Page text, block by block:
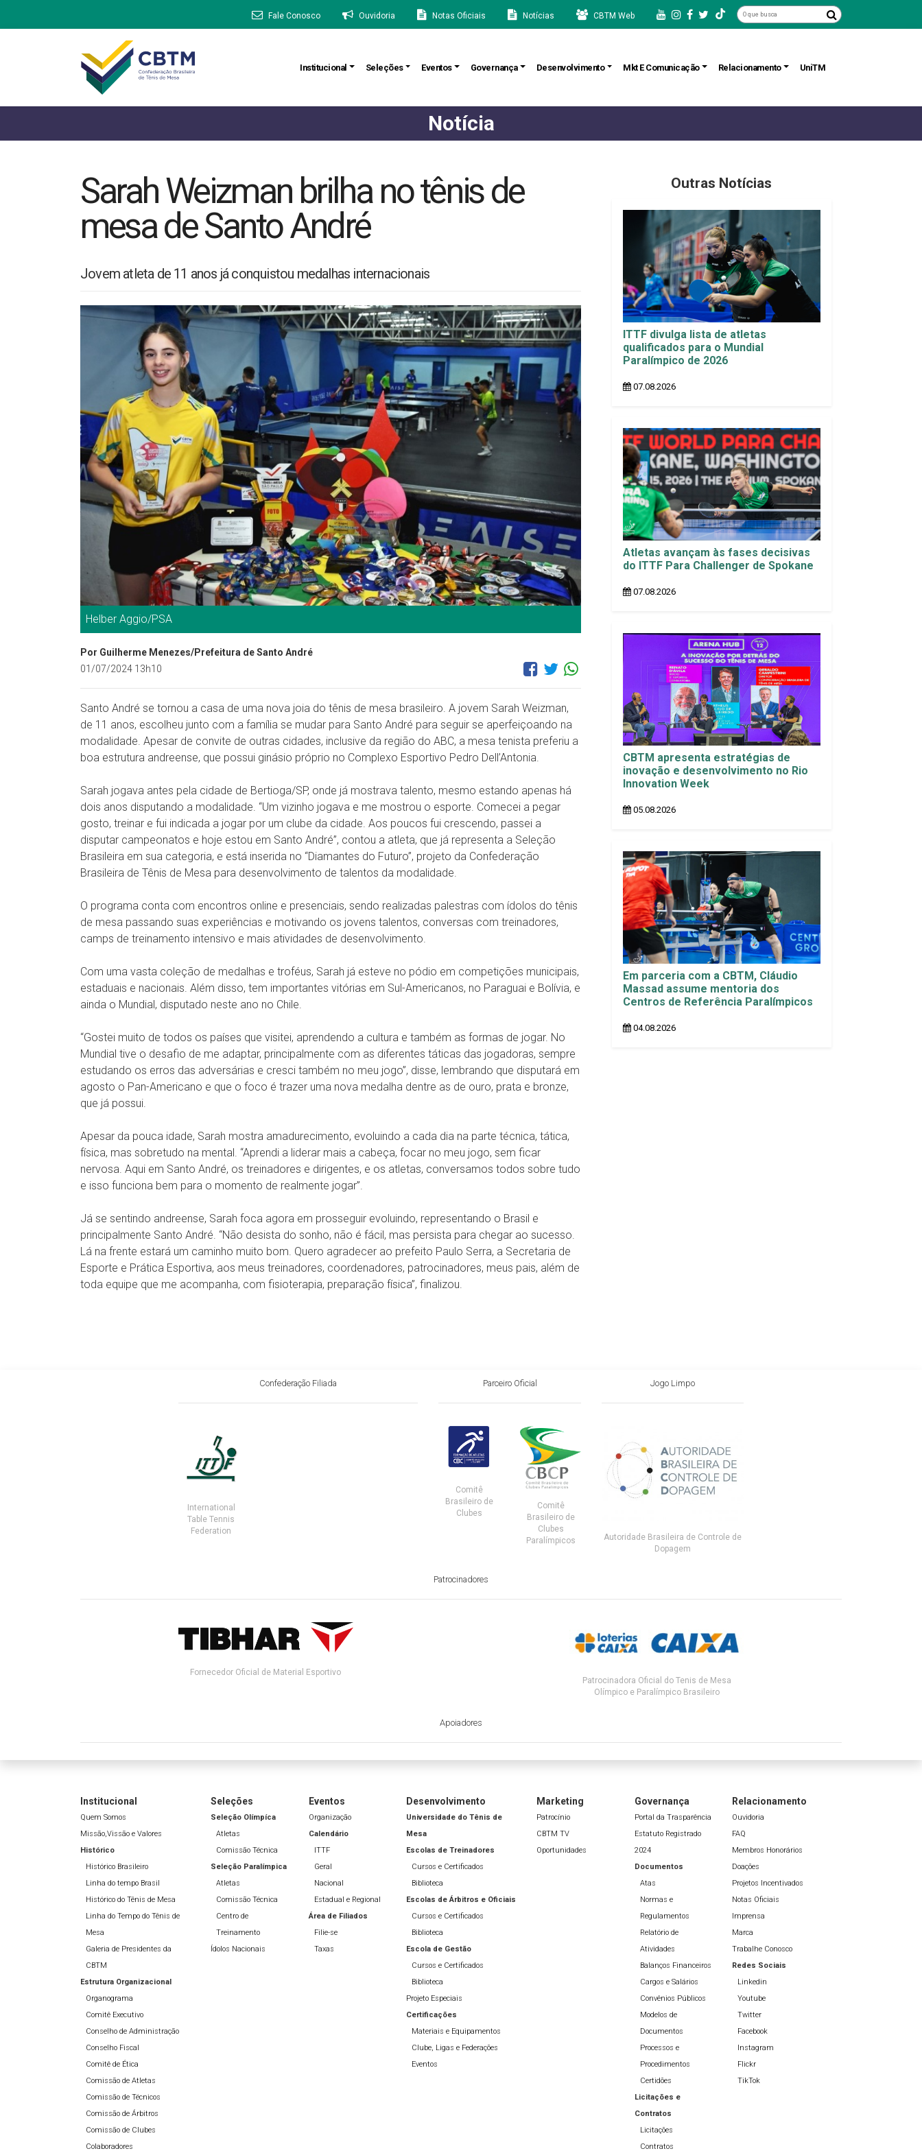
Fale Conosco Ouvidoria Notas Oficiais Notícias CBTM Web
Institucional Seleções Eventos Governança Desenvolvimento Mkt E Comunicação Relacionamento UniTM
Notícia
Sarah Weizman brilha no tênis de
mesa de Santo André
Jovem atleta de 11 anos já conquistou medalhas internacionais
Helber Aggio/PSA
Por Guilherme Menezes/Prefeitura de Santo André
01/07/2024 13h10
Santo André se tornou a casa de uma nova joia do tênis de mesa brasileiro. A jovem Sarah Weizman,
de 11 anos, escolheu junto com a família se mudar para Santo André para seguir se aperfeiçoando na
modalidade. Apesar de convite de outras cidades, inclusive da região do ABC, a mesa tenista preferiu a
boa estrutura andreense, que possui ginásio próprio no Complexo Esportivo Pedro Dell’Antonia.
Sarah jogava antes pela cidade de Bertioga/SP, onde já mostrava talento, mesmo estando apenas há
dois anos disputando a modalidade. “Um vizinho jogava e me mostrou o esporte. Comecei a pegar
gosto, treinar e fui indicada a jogar por um clube da cidade. Aos poucos fui crescendo, passei a
disputar campeonatos e hoje estou em Santo André”, contou a atleta, que já representa a Seleção
Brasileira em sua categoria, e está inserida no “Diamantes do Futuro”, projeto da Confederação
Brasileira de Tênis de Mesa para desenvolvimento de talentos da modalidade.
O programa conta com encontros online e presenciais, sendo realizadas palestras com ídolos do tênis
de mesa passando suas experiências e motivando os jovens talentos, conversas com treinadores,
camps de treinamento intensivo e mais atividades de desenvolvimento.
Com uma vasta coleção de medalhas e troféus, Sarah já esteve no pódio em competições municipais,
estaduais e nacionais. Além disso, tem importantes vitórias em Sul-Americanos, no Paraguai e Bolívia, e
ainda o Mundial, disputado neste ano no Chile.
“Gostei muito de todos os países que visitei, aprendendo a cultura e também as formas de jogar. No
Mundial tive o desafio de me adaptar, principalmente com as diferentes táticas das jogadoras, sempre
estudando os erros das adversárias e cresci também no meu jogo”, disse, lembrando que disputará em
agosto o Pan-Americano e que o foco é trazer uma nova medalha dentre as de ouro, prata e bronze,
que já possui.
Apesar da pouca idade, Sarah mostra amadurecimento, evoluindo a cada dia na parte técnica, tática,
física, mas sobretudo na mental. “Aprendi a liderar mais a cabeça, focar no meu jogo, sem ficar
nervosa. Aqui em Santo André, os treinadores e dirigentes, e os atletas, conversamos todos sobre tudo
e isso funciona bem para o momento de realmente jogar”.
Já se sentindo andreense, Sarah foca agora em prosseguir evoluindo, representando o Brasil e
principalmente Santo André. “Não desista do sonho, não é fácil, mas persista para chegar ao sucesso.
Lá na frente estará um caminho muito bom. Quero agradecer ao prefeito Paulo Serra, a Secretaria de
Esporte e Prática Esportiva, aos meus treinadores, coordenadores, patrocinadores, meus pais, além de
toda equipe que me acompanha, com fisioterapia, preparação física”, finalizou.
Outras Notícias
ITTF divulga lista de atletas
qualificados para o Mundial
Paralímpico de 2026
07.08.2026
Atletas avançam às fases decisivas
do ITTF Para Challenger de Spokane
07.08.2026
CBTM apresenta estratégias de
inovação e desenvolvimento no Rio
Innovation Week
05.08.2026
Em parceria com a CBTM, Cláudio
Massad assume mentoria dos
Centros de Referência Paralímpicos
04.08.2026
Confederação Filiada
International
Table Tennis
Federation
Parceiro Oficial
Comitê
Brasileiro de
Clubes
Comitê
Brasileiro de
Clubes
Paralímpicos
Jogo Limpo
Autoridade Brasileira de Controle de
Dopagem
Patrocinadores
Fornecedor Oficial de Material Esportivo
Patrocinadora Oficial do Tenis de Mesa
Olímpico e Paralímpico Brasileiro
Apoiadores
Institucional
Quem Somos
Missão,Vissão e Valores
Histórico
Histórico Brasileiro
Linha do tempo Brasil
Histórico do Tênis de Mesa
Linha do Tempo do Tênis de
Mesa
Galeria de Presidentes da
CBTM
Estrutura Organizacional
Organograma
Comitê Executivo
Conselho de Administração
Conselho Fiscal
Comitê de Ética
Comissão de Atletas
Comissão de Técnicos
Comissão de Árbitros
Comissão de Clubes
Colaboradores
Seleções
Seleção Olímpíca
Atletas
Comissão Técnica
Seleção Paralímpica
Atletas
Comissão Técnica
Centro de
Treinamento
Ídolos Nacionais
Eventos
Organização
Calendário
ITTF
Geral
Nacional
Estadual e Regional
Área de Filiados
Filie-se
Taxas
Desenvolvimento
Universidade do Tênis de
Mesa
Escolas de Treinadores
Cursos e Certificados
Biblioteca
Escolas de Árbitros e Oficiais
Cursos e Certificados
Biblioteca
Escola de Gestão
Cursos e Certificados
Biblioteca
Projeto Especiais
Certificações
Materiais e Equipamentos
Clube, Ligas e Federações
Eventos
Marketing
Patrocínio
CBTM TV
Oportunidades
Governança
Portal da Trasparência
Estatuto Registrado
2024
Documentos
Atas
Normas e
Regulamentos
Relatório de
Atividades
Balanços Financeiros
Cargos e Salários
Convênios Públicos
Modelos de
Documentos
Processos e
Procedimentos
Certidões
Licitações e
Contratos
Licitações
Contratos
Relacionamento
Ouvidoria
FAQ
Membros Honorários
Doações
Projetos Incentivados
Notas Oficiais
Imprensa
Marca
Trabalhe Conosco
Redes Sociais
Linkedin
Youtube
Twitter
Facebook
Instagram
Flickr
TikTok